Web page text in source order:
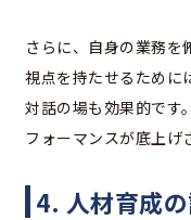
さらに、自身の業務を
視点を持たせるために
対話の場も効果的です
フォーマンスが底上げ
4. 人材育成